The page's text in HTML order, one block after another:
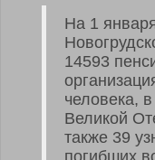
На 1
14593
человека,
Великой
также 39
погибших